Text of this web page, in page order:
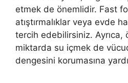
etmek de önemlidir. Fast
atıştırmalıklar veya evde
tercih edebilirsiniz. Ayrıca,
miktarda su içmek de
dengesini korumasına